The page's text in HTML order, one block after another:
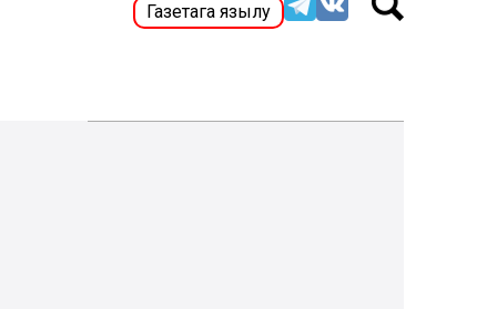
Газетага язылу